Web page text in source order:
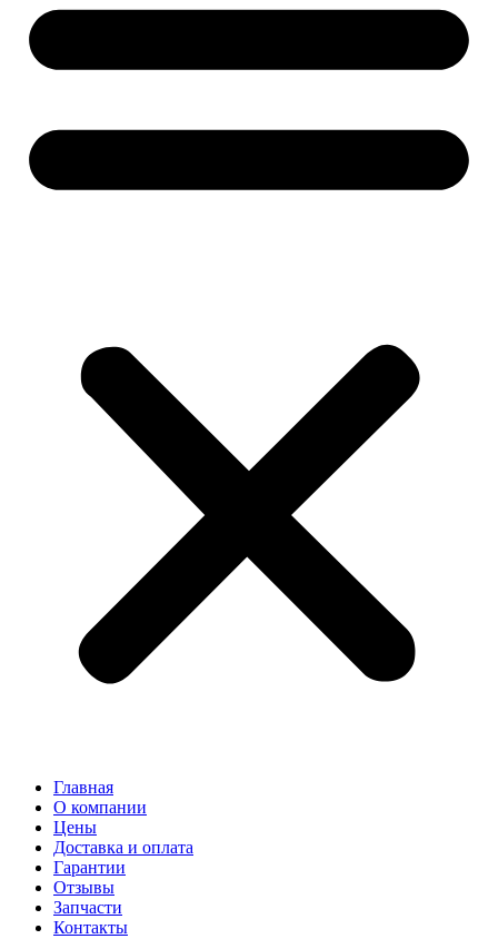
Главная
О компании
Цены
Доставка и оплата
Гарантии
Отзывы
Запчасти
Контакты